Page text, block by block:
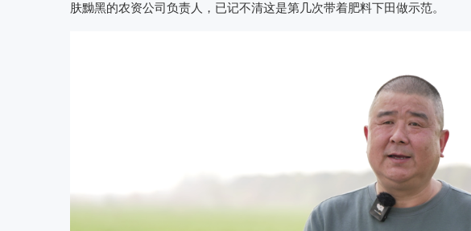
肤黝黑的农资公司负责人，已记不清这是第几次带着肥料下田做示范。